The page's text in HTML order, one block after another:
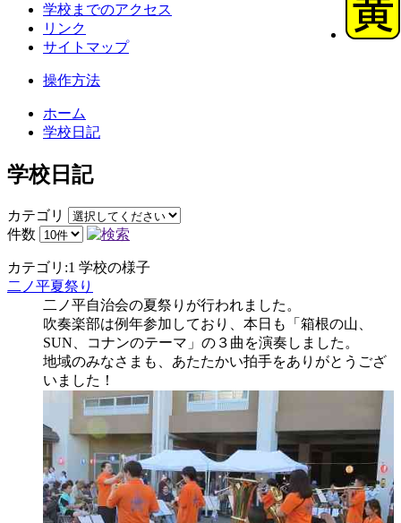
学校までのアクセス
リンク
サイトマップ
操作方法
ホーム
学校日記
学校日記
カテゴリ
件数
カテゴリ:1 学校の様子
二ノ平夏祭り
二ノ平自治会の夏祭りが行われました。
吹奏楽部は例年参加しており、本日も「箱根の山、
SUN、コナンのテーマ」の３曲を演奏しました。
地域のみなさまも、あたたかい拍手をありがとうござ
いました！